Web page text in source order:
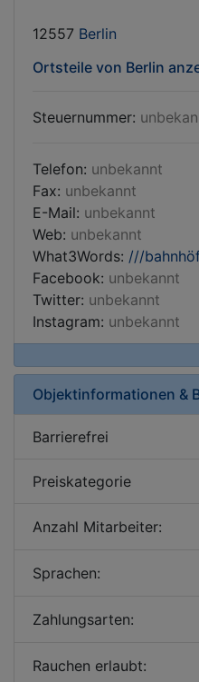
12557 Berlin
Ortsteile von Berlin
Steuernummer:
Telefon: unbekannt
Fax: unbekannt
E-Mail: unbekannt
Web: unbekannt
What3Words: ///
Facebook: unbekannt
Twitter: unbekannt
Instagram: unbekannt
Objektinformationen &
Barrierefrei
Preiskategorie
Anzahl Mitarbeiter:
Sprachen:
Zahlungsarten:
Rauchen erlaubt: